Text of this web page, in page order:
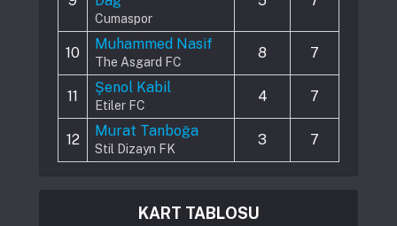
Cumaspor
10
Muhammed Nasif
The Asgard FC
8 7
11
Şenol Kabil
Etiler FC
4 7
12
Murat Tanboğa
Stil Dizayn FK
3 7
KART TABLOSU